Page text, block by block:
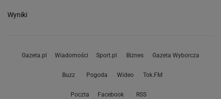
Wyniki
Gazeta.pl Wiadomości Sport.pl Biznes Gazeta Wyborcza
Buzz Pogoda Wideo Tok.FM
Poczta Facebook RSS